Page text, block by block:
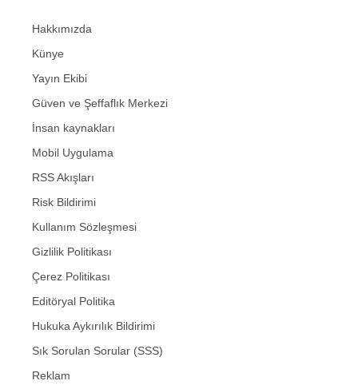
Hakkımızda
Künye
Yayın Ekibi
Güven ve Şeffaflık Merkezi
İnsan kaynakları
Mobil Uygulama
RSS Akışları
Risk Bildirimi
Kullanım Sözleşmesi
Gizlilik Politikası
Çerez Politikası
Editöryal Politika
Hukuka Aykırılık Bildirimi
Sık Sorulan Sorular (SSS)
Reklam